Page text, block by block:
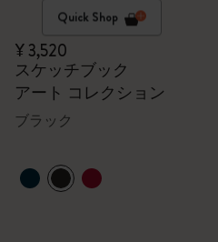
Quick Shop
¥ 3,520
スケッチブック
アート コレクション
ブラック